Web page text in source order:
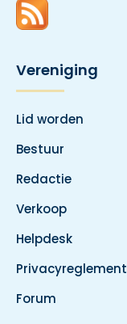
Vereniging
Lid worden
Bestuur
Redactie
Verkoop
Helpdesk
Privacyreglement
Forum